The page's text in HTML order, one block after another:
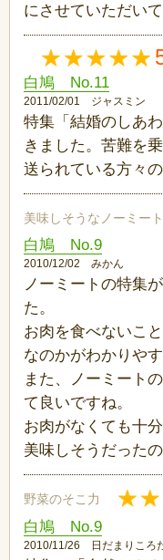
にさせていただいて
白鳩 No.11
2011/02/01 ジャスミン
特集「結婚のしあ
きました。苦難を
送られている方々
美味しそうなノーミート
白鳩 No.9
2010/12/02 みかん
ノーミートの特集
た。
お肉を食べないこ
なのかがわかりや
また、ノーミート
て良いですね。
お肉がなくても十
美味しそうだった
野菜のそこ力
白鳩 No.9
2010/11/26 日だまりころ